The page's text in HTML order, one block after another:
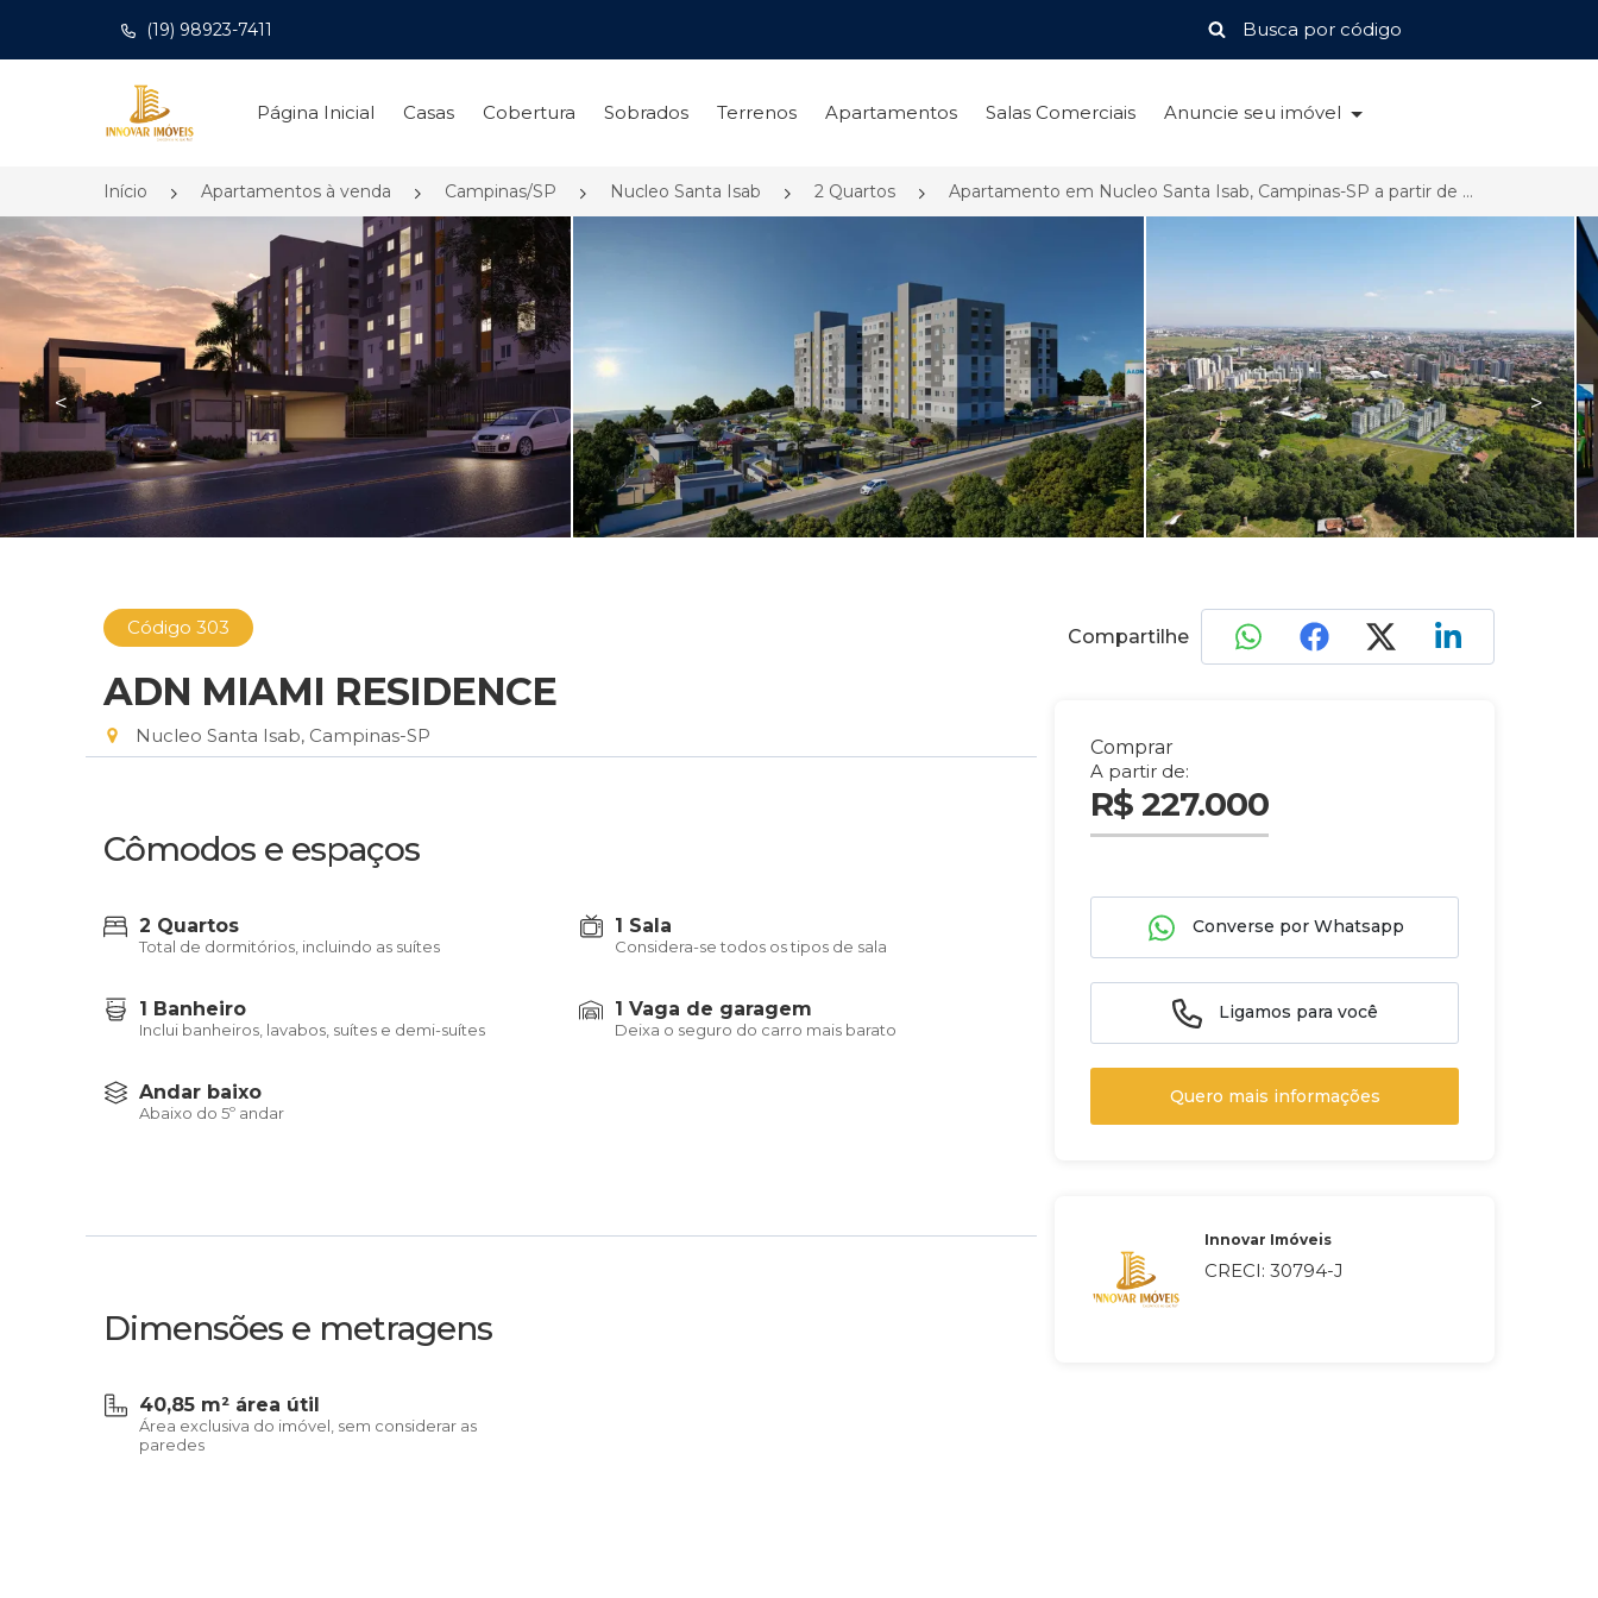
(19) 98923-7411
Página inicial
Página Inicial Casas Cobertura Sobrados Terrenos Apartamentos Salas Comerciais Anuncie seu imóvel
Início Apartamentos à venda Campinas/SP Nucleo Santa Isab 2 Quartos Apartamento em Nucleo Santa Isab, Campinas-SP a partir de R$ 227.000
< >
Código 303
ADN MIAMI RESIDENCE
Nucleo Santa Isab, Campinas-SP
Cômodos e espaços
2 Quartos
Total de dormitórios, incluindo as suítes
1 Sala
Considera-se todos os tipos de sala
1 Banheiro
Inclui banheiros, lavabos, suítes e demi-suítes
1 Vaga de garagem
Deixa o seguro do carro mais barato
Andar baixo
Abaixo do 5º andar
Dimensões e metragens
40,85 m² área útil
Área exclusiva do imóvel, sem considerar as
paredes
Compartilhe
Comprar
A partir de:
R$ 227.000
Converse por Whatsapp
Ligamos para você
Quero mais informações
Innovar Imóveis
CRECI: 30794-J